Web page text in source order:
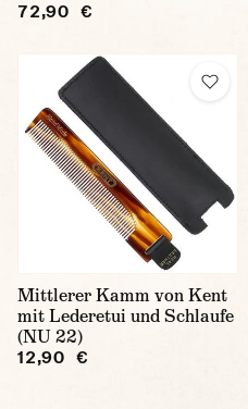
72,90 €
Mittlerer Kamm von Kent
mit Lederetui und Schlaufe
(NU 22)
12,90 €